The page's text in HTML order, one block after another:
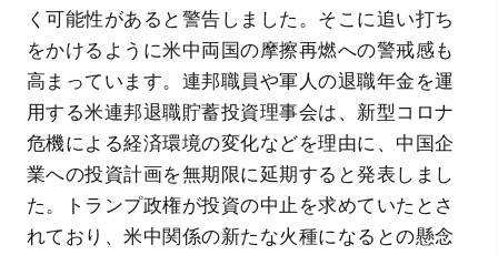
く可能性があると警告しました。そこに追い打ち
をかけるように米中両国の摩擦再燃への警戒感も
高まっています。連邦職員や軍人の退職年金を運
用する米連邦退職貯蓄投資理事会は、新型コロナ
危機による経済環境の変化などを理由に、中国企
業への投資計画を無期限に延期すると発表しまし
た。トランプ政権が投資の中止を求めていたとさ
れており、米中関係の新たな火種になるとの懸念